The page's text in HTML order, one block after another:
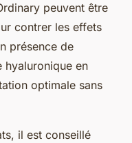
peuvent être
contrer les effets
présence de
hyaluronique en
optimale sans
il est conseillé